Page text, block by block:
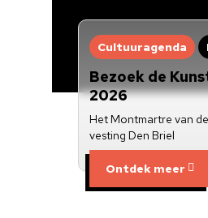
Cultuuragenda
Bezoek de
2026
Het Montmartre van
vesting Den Briel
Ontdek meer